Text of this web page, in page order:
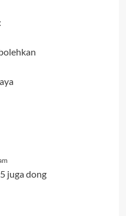
juga dong